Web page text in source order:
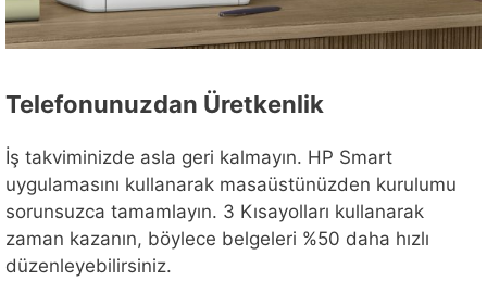
Telefonunuzdan Üretkenlik
İş takviminizde asla geri kalmayın. HP Smart
uygulamasını kullanarak masaüstünüzden kurulumu
sorunsuzca tamamlayın. 3 Kısayolları kullanarak
zaman kazanın, böylece belgeleri %50 daha hızlı
düzenleyebilirsiniz.